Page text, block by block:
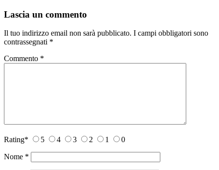
Lascia un commento
Il tuo indirizzo email non sarà pubblicato. I campi obbligatori sono
contrassegnati *
Commento *
Rating* 5 4 3 2 1 0
Nome *